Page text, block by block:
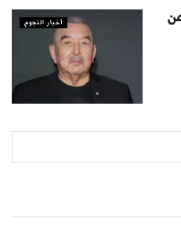
أخبار النجوم
عن